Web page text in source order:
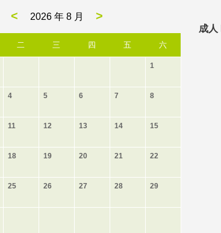
< 2026 年 8 月 >
二 三 四 五 六
1
4 5 6 7 8
11 12 13 14 15
18 19 20 21 22
25 26 27 28 29
成人